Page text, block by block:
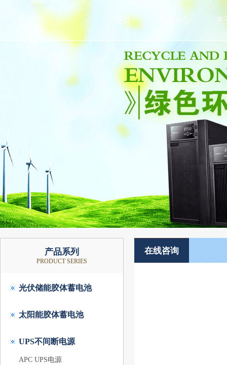
首页 产品中心
产品系列
PRODUCT SERIES
光伏储能胶体蓄电池
太阳能胶体蓄电池
UPS不间断电源
APC UPS电源
在线咨询